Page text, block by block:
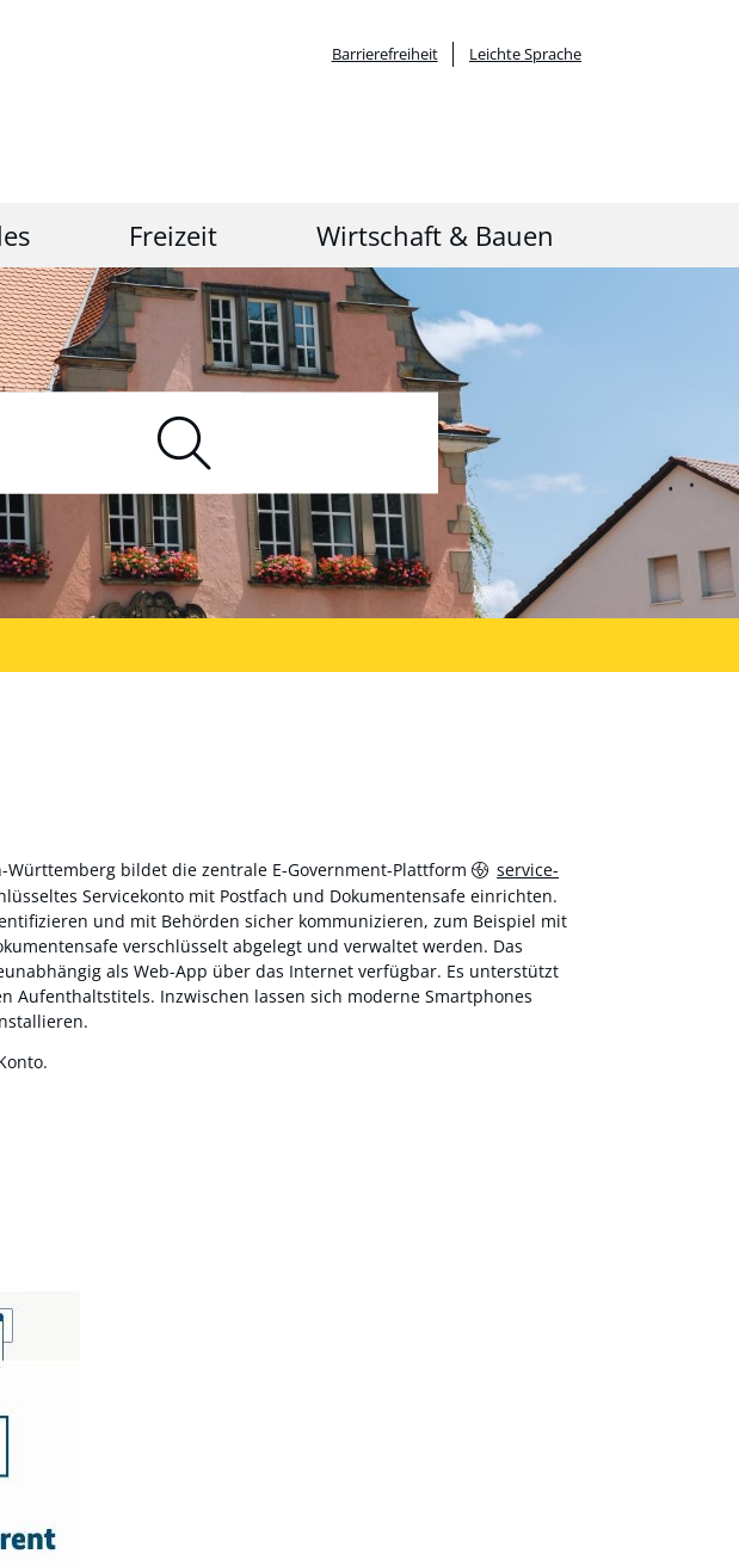
Barrierefreiheit Leichte Sprache
Freizeit Wirtschaft & Bauen
bildet die zentrale E-Government-Plattform
service-
Servicekonto mit Postfach und Dokumentensafe einrichten.
und mit Behörden sicher kommunizieren, zum Beispiel mit
verschlüsselt abgelegt und verwaltet werden. Das
als Web-App über das Internet verfügbar. Es unterstützt
Aufenthaltstitels. Inzwischen lassen sich moderne Smartphones